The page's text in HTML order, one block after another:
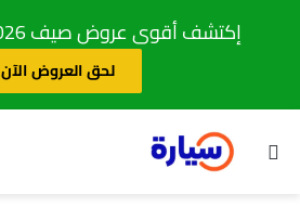
إكتشف أقوى عروض صيف 2026 كاش وتمويل
لحق العروض الآن
بحث عن